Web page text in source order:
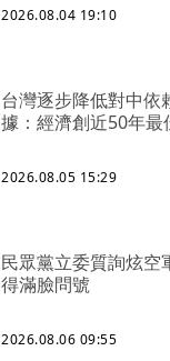
2026.08.04 19:10
台灣逐步降低對中
據：經濟創近50年最
2026.08.05 15:29
民眾黨立委質詢炫
得滿臉問號
2026.08.06 09:55